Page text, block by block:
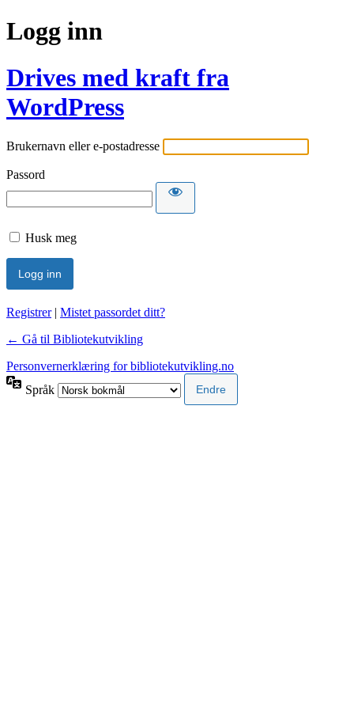
Logg inn
Drives med kraft fra
WordPress
Brukernavn eller e-postadresse
Passord
Husk meg
Registrer| Mistet passordet ditt?
← Gå til Bibliotekutvikling
Personvernerklæring for bibliotekutvikling.no
Språk